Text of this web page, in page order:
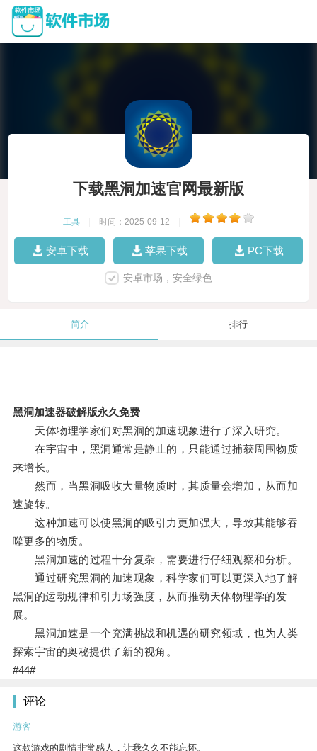
下载黑洞加速官网最新版
工具 时间：2025-09-12
安卓下载 苹果下载 PC下载
安卓市场，安全绿色
简介 排行
黑洞加速器破解版永久免费
天体物理学家们对黑洞的加速现象进行了深入研究。
在宇宙中，黑洞通常是静止的，只能通过捕获周围物质
来增长。
然而，当黑洞吸收大量物质时，其质量会增加，从而加
速旋转。
这种加速可以使黑洞的吸引力更加强大，导致其能够吞
噬更多的物质。
黑洞加速的过程十分复杂，需要进行仔细观察和分析。
通过研究黑洞的加速现象，科学家们可以更深入地了解
黑洞的运动规律和引力场强度，从而推动天体物理学的发
展。
黑洞加速是一个充满挑战和机遇的研究领域，也为人类
探索宇宙的奥秘提供了新的视角。
#44#
评论
游客
这款游戏的剧情非常感人，让我久久不能忘怀。